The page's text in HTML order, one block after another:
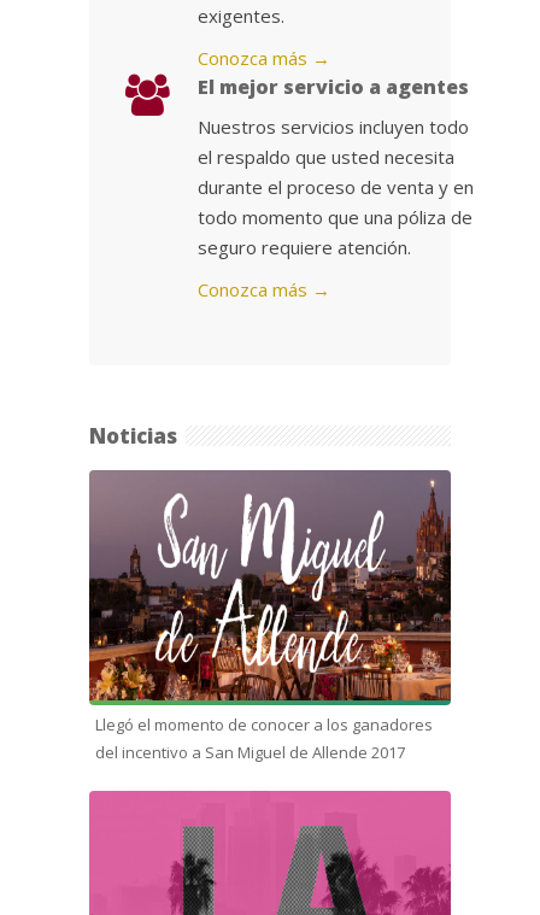
exigentes.
Conozca más →
El mejor servicio a agentes
Nuestros servicios incluyen todo
el respaldo que usted necesita
durante el proceso de venta y en
todo momento que una póliza de
seguro requiere atención.
Conozca más →
Noticias
Llegó el momento de conocer a los ganadores
del incentivo a San Miguel de Allende 2017